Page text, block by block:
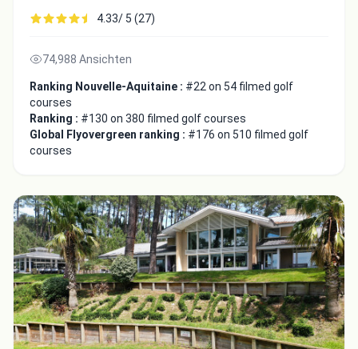
4.33/ 5 (27)
74,988 Ansichten
Ranking Nouvelle-Aquitaine : #22 on 54 filmed golf
courses
Ranking : #130 on 380 filmed golf courses
Global Flyovergreen ranking : #176 on 510 filmed golf
courses